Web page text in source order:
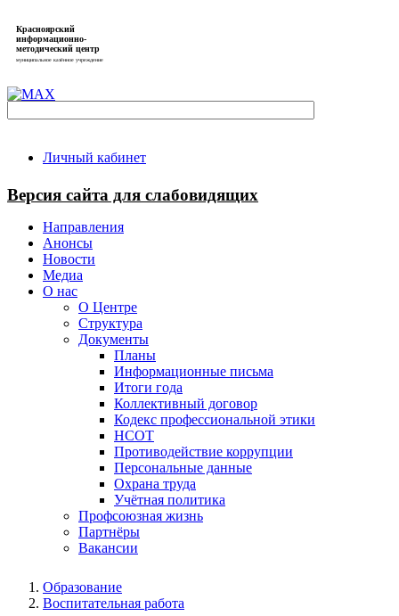
Красноярский
информационно-
методический центр
муниципальное казённое учреждение
Личный кабинет
Версия сайта для слабовидящих
Направления
Анонсы
Новости
Медиа
О нас
О Центре
Структура
Документы
Планы
Информационные письма
Итоги года
Коллективный договор
Кодекс профессиональной этики
НСОТ
Противодействие коррупции
Персональные данные
Охрана труда
Учётная политика
Профсоюзная жизнь
Партнёры
Вакансии
Образование
Воспитательная работа